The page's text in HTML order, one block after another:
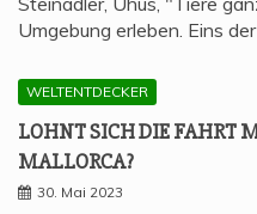
Umgebung erleben. Eins
WELTENTDECKER
LOHNT SICH DIE FAHRT
MALLORCA?
30. Mai 2023